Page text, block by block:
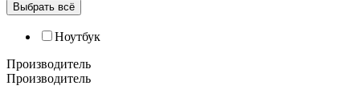
Выбрать всё
Ноутбук
Производитель
Производитель